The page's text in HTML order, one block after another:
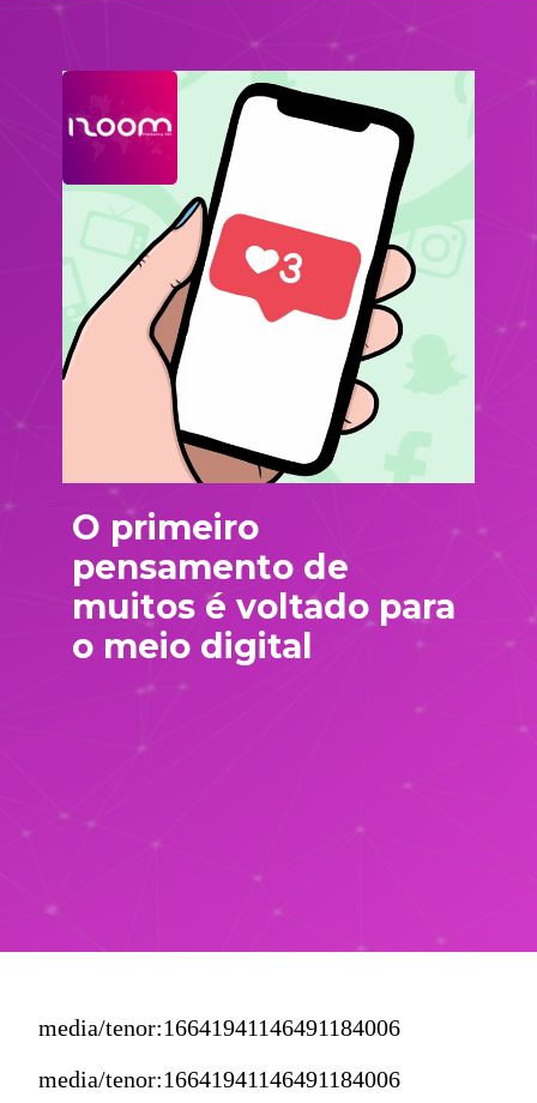
O primeiro
pensamento de
muitos é voltado para
o meio digital
media/tenor:16641941146491184006
media/tenor:16641941146491184006